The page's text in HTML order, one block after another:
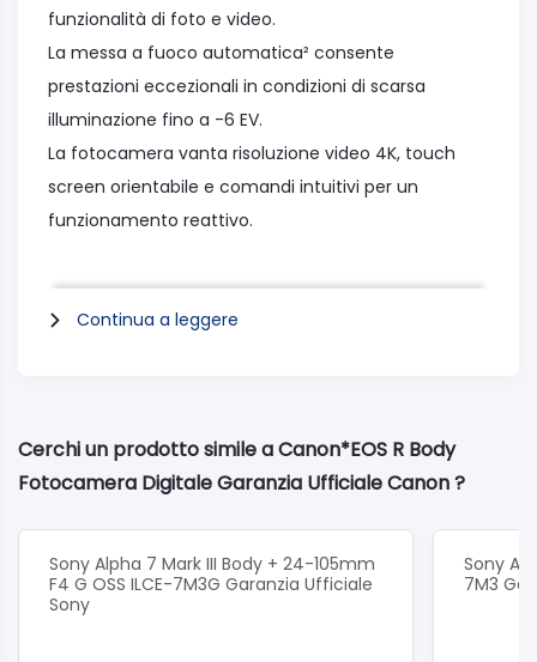
funzionalità di foto e video.
La messa a fuoco automatica² consente
prestazioni eccezionali in condizioni di scarsa
illuminazione fino a -6 EV.
La fotocamera vanta risoluzione video 4K, touch
screen orientabile e comandi intuitivi per un
funzionamento reattivo.
Canon EOS R è una fotocamera ad ottica
intercambiabile compatibile con i nuovi obiettivi RF,
un innesto all'avanguardia dà vita a una
fotocamera
fotografia e delle riprese cinematografiche.
Sensore Immagine:CMOS da 36 x 24 mm
Pixel effettivi :Circa 30.3 megapixel
Continua a leggere
Cerchi un prodotto simile a Canon*EOS R Body
Fotocamera Digitale Garanzia Ufficiale Canon ?
Sony Alpha 7 Mark III Body + 24-105mm
F4 G OSS ILCE-7M3G Garanzia Ufficiale
Sony
Sony
7M3